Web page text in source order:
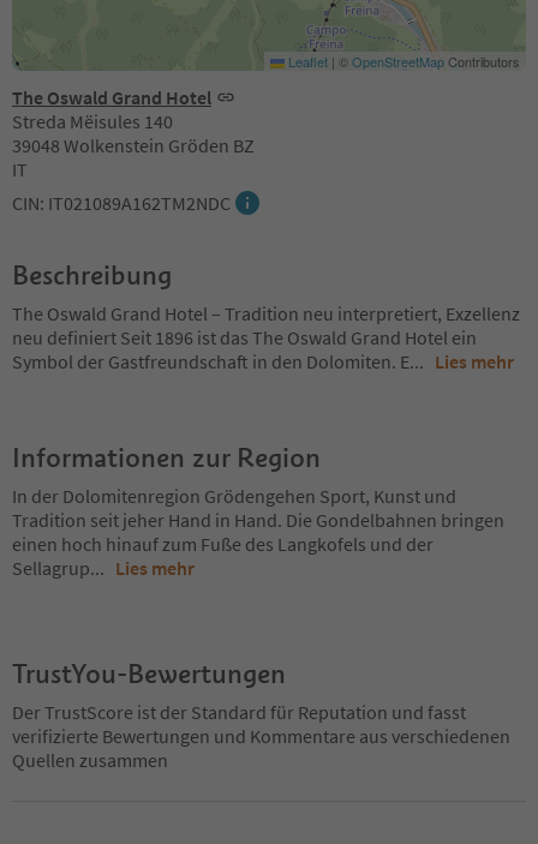
The Oswald Grand Hotel
Streda Mëisules 140
39048 Wolkenstein Gröden BZ
IT
CIN: IT021089A162TM2NDC
Leaflet | ©OpenStreetMapContributors
Beschreibung
The Oswald Grand Hotel – Tradition neu interpretiert, Exzellenz
neu definiert Seit 1896 ist das The Oswald Grand Hotel ein
Symbol der Gastfreundschaft in den Dolomiten. E... Lies mehr
Informationen zur Region
In der Dolomitenregion Grödengehen Sport, Kunst und
Tradition seit jeher Hand in Hand. Die Gondelbahnen bringen
einen hoch hinauf zum Fuße des Langkofels und der
Sellagrup... Lies mehr
TrustYou-Bewertungen
Der TrustScore ist der Standard für Reputation und fasst
verifizierte Bewertungen und Kommentare aus verschiedenen
Quellen zusammen